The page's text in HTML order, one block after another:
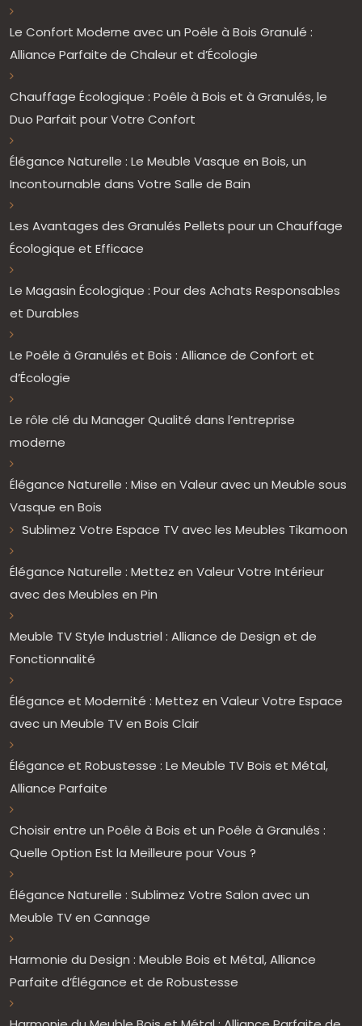
Le Confort Moderne avec un Poêle à Bois Granulé :
Alliance Parfaite de Chaleur et d’Écologie
Chauffage Écologique : Poêle à Bois et à Granulés, le
Duo Parfait pour Votre Confort
Élégance Naturelle : Le Meuble Vasque en Bois, un
Incontournable dans Votre Salle de Bain
Les Avantages des Granulés Pellets pour un Chauffage
Écologique et Efficace
Le Magasin Écologique : Pour des Achats Responsables
et Durables
Le Poêle à Granulés et Bois : Alliance de Confort et
d’Écologie
Le rôle clé du Manager Qualité dans l’entreprise
moderne
Élégance Naturelle : Mise en Valeur avec un Meuble sous
Vasque en Bois
Sublimez Votre Espace TV avec les Meubles Tikamoon
Élégance Naturelle : Mettez en Valeur Votre Intérieur
avec des Meubles en Pin
Meuble TV Style Industriel : Alliance de Design et de
Fonctionnalité
Élégance et Modernité : Mettez en Valeur Votre Espace
avec un Meuble TV en Bois Clair
Élégance et Robustesse : Le Meuble TV Bois et Métal,
Alliance Parfaite
Choisir entre un Poêle à Bois et un Poêle à Granulés :
Quelle Option Est la Meilleure pour Vous ?
Élégance Naturelle : Sublimez Votre Salon avec un
Meuble TV en Cannage
Harmonie du Design : Meuble Bois et Métal, Alliance
Parfaite d’Élégance et de Robustesse